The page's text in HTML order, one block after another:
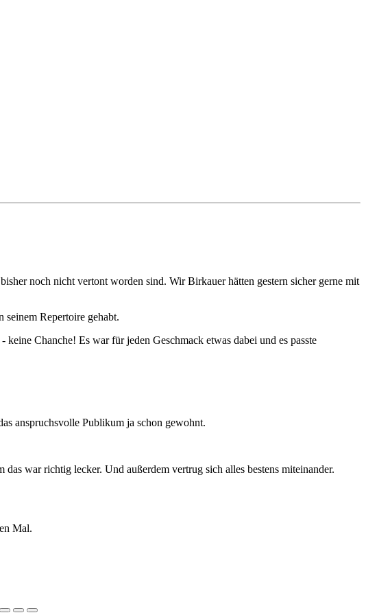
noch nicht vertont worden sind. Wir Birkauer hätten gestern sicher gerne mit
Repertoire gehabt.
Chanche! Es war für jeden Geschmack etwas dabei und es passte
anspruchsvolle Publikum ja schon gewohnt.
war richtig lecker. Und außerdem vertrug sich alles bestens miteinander.
Mal.